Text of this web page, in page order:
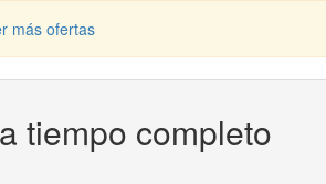
más ofertas
tiempo completo